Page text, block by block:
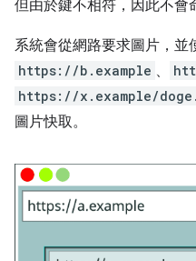
但由於鍵不相符，因此不會
系統會從網路要求圖片，並
https://b.example 、
https://x.example/
圖片快取。